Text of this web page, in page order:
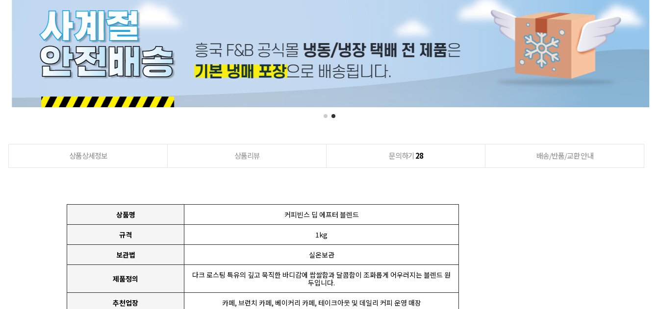
상품상세정보 상품리뷰 문의하기 28 배송/반품/교환 안내
상품명 커피빈스 딥 에프터 블렌드
규격 1kg
보관법 실온보관
제품정의
다크 로스팅 특유의 깊고 묵직한 바디감에 쌉쌀함과 달콤함이 조화롭게 어우러지는 블렌드 원
두입니다.
추천업장 카페, 브런치 카페, 베이커리 카페, 테이크아웃 및 데일리 커피 운영 매장